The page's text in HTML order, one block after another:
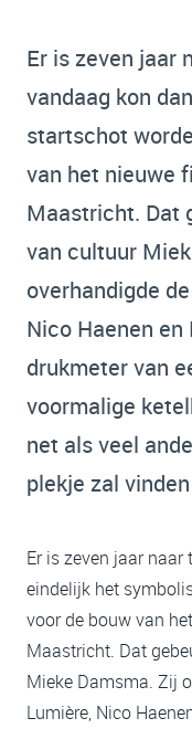
Er is zeven jaar
vandaag kon
startschot
van het nieuwe
Maastricht. Dat
van cultuur
overhandigde
Nico Haenen en
drukmeter van
voormalige
net als veel
plekje zal
Er is zeven jaar
eindelijk het
voor de bouw van
Maastricht. Dat
Mieke Damsma. Zij
Lumière, Nico